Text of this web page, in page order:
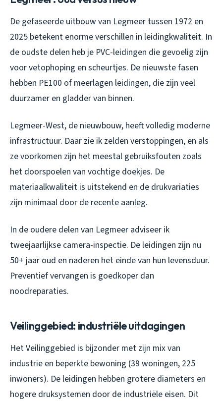
De gefaseerde uitbouw van Legmeer tussen 1972 en
2025 betekent enorme verschillen in leidingkwaliteit. In
de oudste delen heb je PVC-leidingen die gevoelig zijn
voor vetophoping en scheurtjes. De nieuwste fasen
hebben PE100 of meerlagen leidingen, die zijn veel
duurzamer en gladder van binnen.
Legmeer-West, de nieuwbouw, heeft volledig moderne
infrastructuur. Daar zie ik zelden verstoppingen, en als
ze voorkomen zijn het meestal gebruiksfouten zoals
het doorspoelen van vochtige doekjes. De
materiaalkwaliteit is uitstekend en de drukvariaties
zijn minimaal door de recente aanleg.
In de oudere delen van Legmeer adviseer ik
tweejaarlijkse camera-inspectie. De leidingen zijn nu
50+ jaar oud en naderen het einde van hun levensduur.
Preventief vervangen is goedkoper dan
noodreparaties.
Veilinggebied: industriële uitdagingen
Het Veilinggebied is bijzonder met zijn mix van
industrie en beperkte bewoning (39 woningen, 225
inwoners). De leidingen hebben grotere diameters en
hogere druksystemen door de industriële eisen. Dit